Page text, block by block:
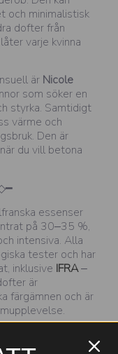
och minimalistisk
dofter från
varje kvinna
är Nicole
som söker en
styrka. Samtidigt
värme och
Den är
du vill betona
essenser
på 30–35 %,
intensiva. Alla
tester och har
inklusive IFRA–
är
färgämnen och är
flaskor på 30 ml,